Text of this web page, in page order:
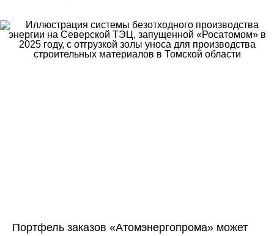
Портфель заказов «Атомэнергопрома» может